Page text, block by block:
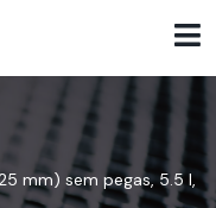
mm) sem pegas, 5.5 l,